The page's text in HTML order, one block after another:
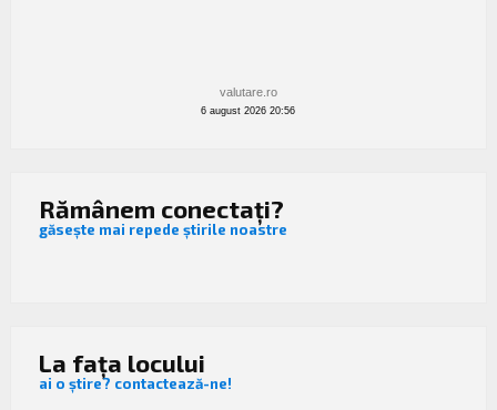
valutare.ro
6 august 2026 20:56
Rămânem conectați?
găsește mai repede știrile noastre
La fața locului
ai o știre? contactează-ne!